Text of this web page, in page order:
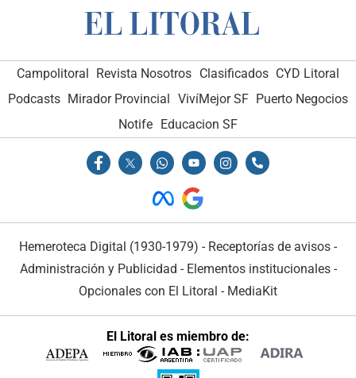
Campolitoral Revista Nosotros Clasificados CYD Litoral
Podcasts Mirador Provincial VivíMejor SF Puerto Negocios
Notife Educacion SF
Hemeroteca Digital (1930-1979) - Receptorías de avisos -
Administración y Publicidad - Elementos institucionales-
Opcionales con El Litoral - MediaKit
El Litoral es miembro de: